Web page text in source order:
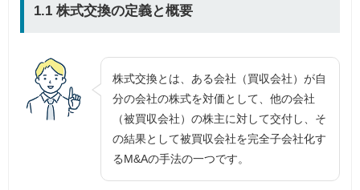
1.1 株式交換の定義と概要
株式交換とは、ある会社（買収会社）が自
分の会社の株式を対価として、他の会社
（被買収会社）の株主に対して交付し、そ
の結果として被買収会社を完全子会社化す
るM&Aの手法の一つです。